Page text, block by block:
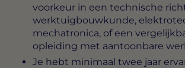
voorkeur in een technische
werktuigbouwkunde,
mechatronica, of een
opleiding met aantoonbare
Je hebt minimaal twee jaar